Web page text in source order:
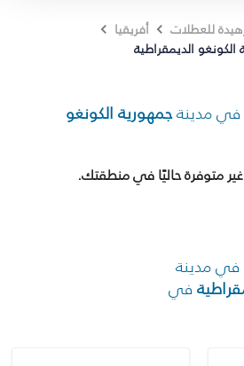
للعطلات
أفريقيا
الديمقراطية
في مدينةجمهورية الكونغو
متوفرة حاليًا في منطقتك.
في مدينة
في